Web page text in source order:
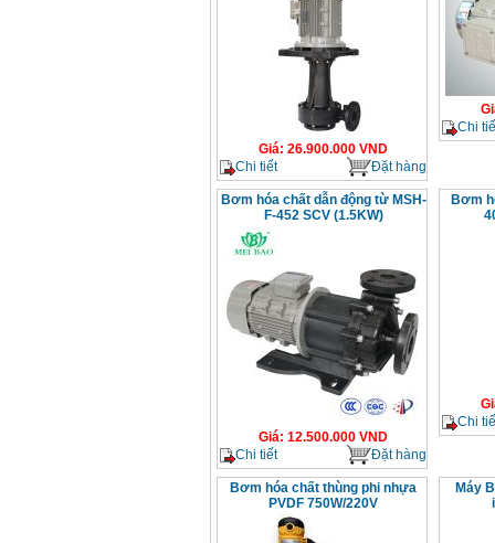
Giá: 26.900.000 VND
Chi tiết
Đặt hàng
Chi
Bơm hóa chất dẫn động từ MSH-
F-452 SCV (1.5KW)
Giá: 12.500.000 VND
Chi tiết
Đặt hàng
Bơm
Chi
Bơm hóa chất thùng phi nhựa
PVDF 750W/220V
Máy